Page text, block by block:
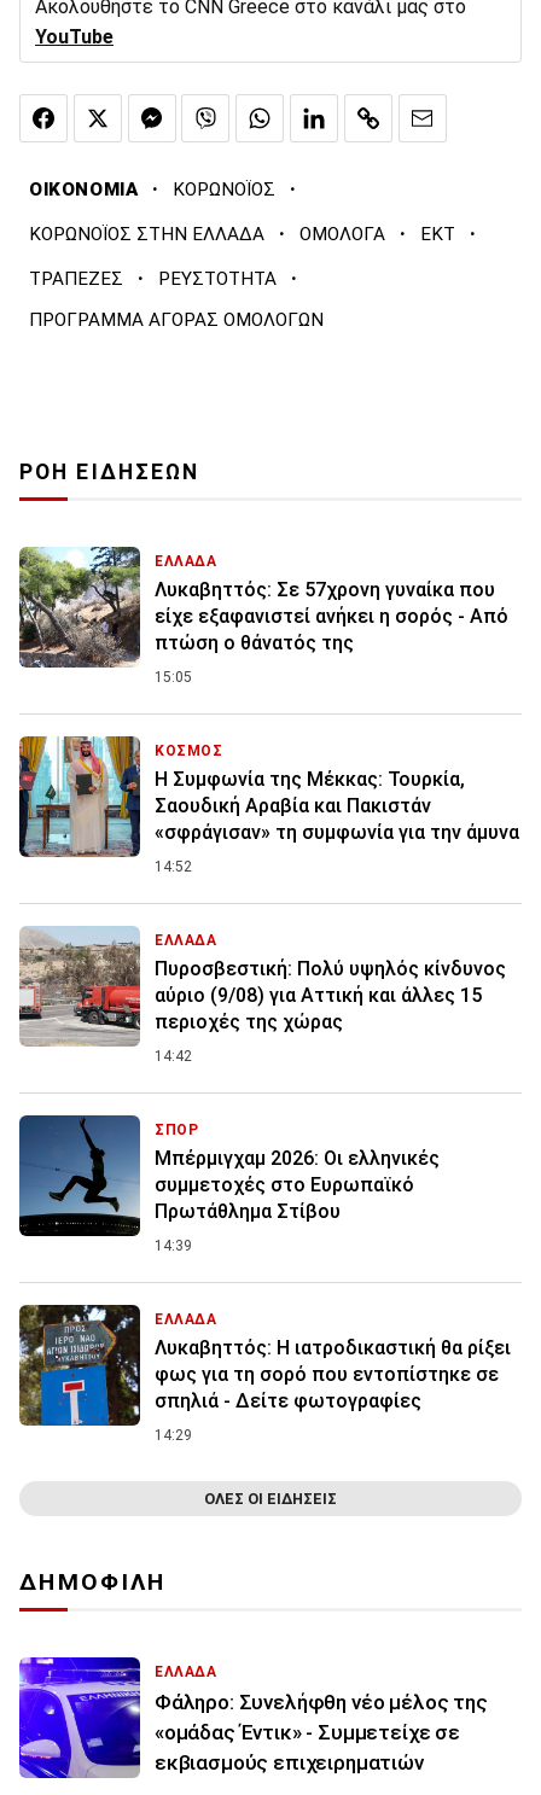
Ακολουθήστε το CNN Greece στο κανάλι μας στο
YouTube
ΟΙΚΟΝΟΜΙΑ · ΚΟΡΩΝΟΪΟΣ ·
ΚΟΡΩΝΟΪΟΣ ΣΤΗΝ ΕΛΛΑΔΑ · ΟΜΟΛΟΓΑ · ΕΚΤ ·
ΤΡΑΠΕΖΕΣ · ΡΕΥΣΤΟΤΗΤΑ ·
ΠΡΟΓΡΑΜΜΑ ΑΓΟΡΑΣ ΟΜΟΛΟΓΩΝ
ΡΟΗ ΕΙΔΗΣΕΩΝ
ΕΛΛΑΔΑ
Λυκαβηττός: Σε 57χρονη γυναίκα που
είχε εξαφανιστεί ανήκει η σορός - Από
πτώση ο θάνατός της
15:05
ΚΟΣΜΟΣ
Η Συμφωνία της Μέκκας: Τουρκία,
Σαουδική Αραβία και Πακιστάν
«σφράγισαν» τη συμφωνία για την άμυνα
14:52
ΕΛΛΑΔΑ
Πυροσβεστική: Πολύ υψηλός κίνδυνος
αύριο (9/08) για Αττική και άλλες 15
περιοχές της χώρας
14:42
ΣΠΟΡ
Μπέρμιγχαμ 2026: Οι ελληνικές
συμμετοχές στο Ευρωπαϊκό
Πρωτάθλημα Στίβου
14:39
ΕΛΛΑΔΑ
Λυκαβηττός: Η ιατροδικαστική θα ρίξει
φως για τη σορό που εντοπίστηκε σε
σπηλιά - Δείτε φωτογραφίες
14:29
ΟΛΕΣ ΟΙ ΕΙΔΗΣΕΙΣ
ΔΗΜΟΦΙΛΗ
ΕΛΛΑΔΑ
Φάληρο: Συνελήφθη νέο μέλος της
«ομάδας Έντικ» - Συμμετείχε σε
εκβιασμούς επιχειρηματιών